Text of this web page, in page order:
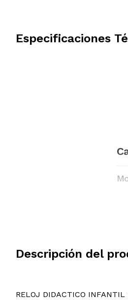
Especificaciones
Descripción del
RELOJ DIDACTICO